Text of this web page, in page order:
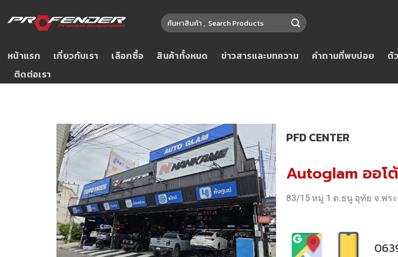
หน้าแรก เกี่ยวกับเรา เลือกซื้อ สินค้าทั้งหมด ข่าวสารและบทความ คำถามที่พบบ่อย
ตั
ติดต่อเรา
PFD CENTER
Autoglam ออโ
83/15 หมู่ 1 ต.ธนู อุทัย จ.พร